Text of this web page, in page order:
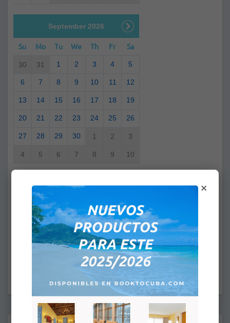
September 2026
Su Mo Tu We Th Fr Sa
30 31 1 2 3 4 5
6 7 8 9 10 11 12
13 14 15 16 17 18 19
20 21 22 23 24 25 26
27 28 29 30 1 2 3
4 5 6 7 8 9 10
:
×